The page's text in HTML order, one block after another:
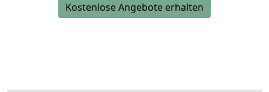
Kostenlose Angebote erhalten